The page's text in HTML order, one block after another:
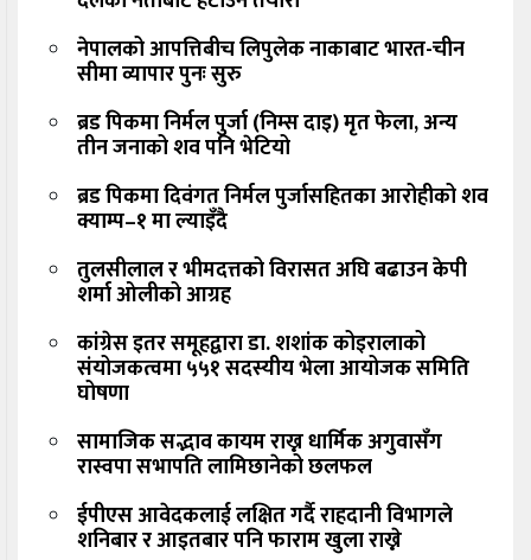
नेपालको आपत्तिबीच लिपुलेक नाकाबाट भारत-चीन
सीमा व्यापार पुनः सुरु
ब्रड पिकमा निर्मल पुर्जा (निम्स दाइ) मृत फेला, अन्य
तीन जनाको शव पनि भेटियो
ब्रड पिकमा दिवंगत निर्मल पुर्जासहितका आरोहीको शव
क्याम्प–१ मा ल्याइँदै
तुलसीलाल र भीमदत्तको विरासत अघि बढाउन केपी
शर्मा ओलीको आग्रह
कांग्रेस इतर समूहद्वारा डा. शशांक कोइरालाको
संयोजकत्वमा ५५१ सदस्यीय भेला आयोजक समिति
घोषणा
सामाजिक सद्भाव कायम राख्न धार्मिक अगुवासँग
रास्वपा सभापति लामिछानेको छलफल
ईपीएस आवेदकलाई लक्षित गर्दै राहदानी विभागले
शनिबार र आइतबार पनि फाराम खुला राख्ने